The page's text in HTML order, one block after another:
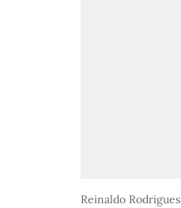
Reinaldo Rodrigues